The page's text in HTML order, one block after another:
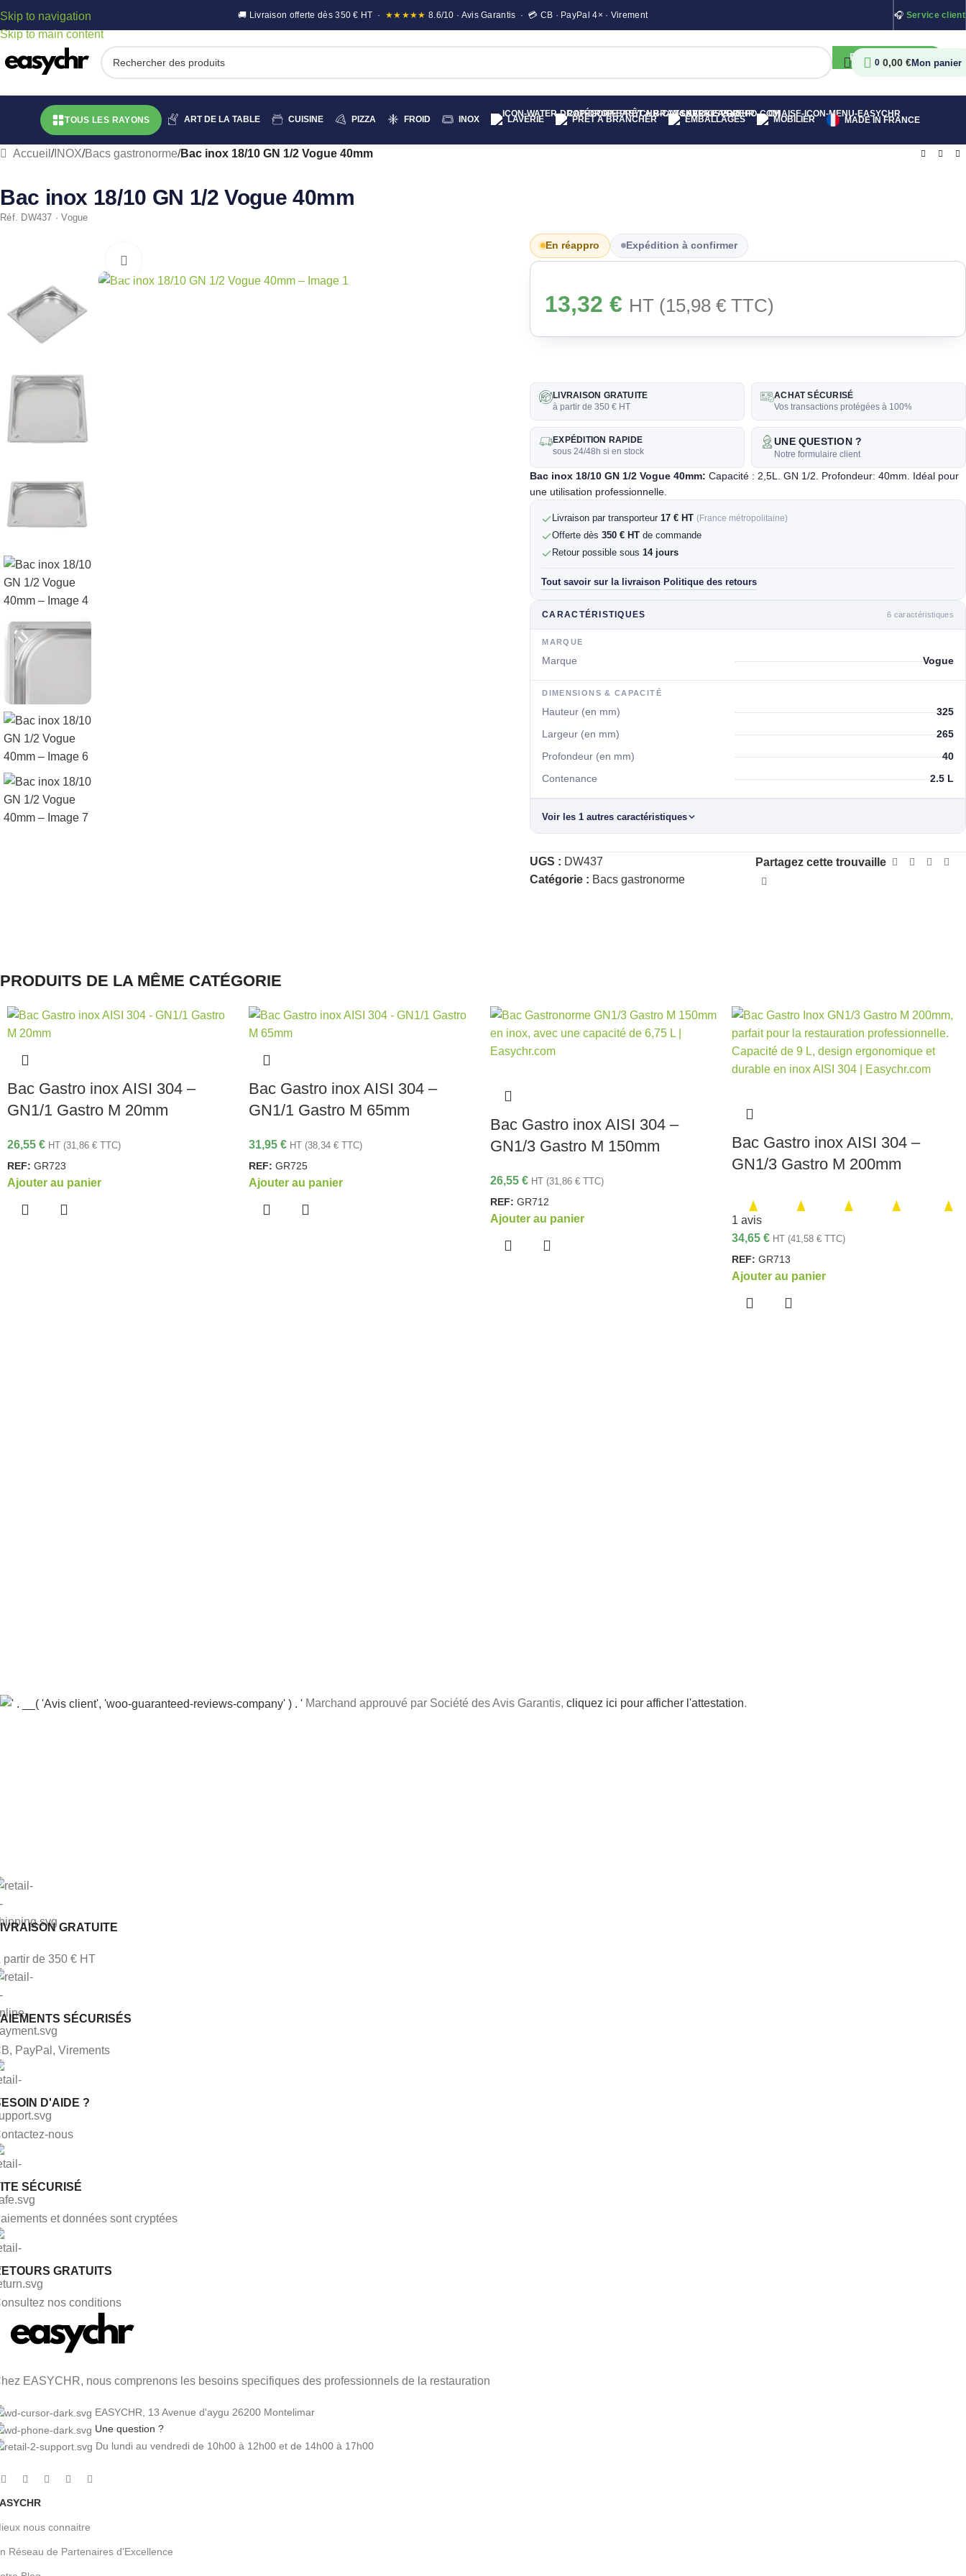
Skip to navigation
Skip to main content
🚚 Livraison offerte dès 350 € HT · ★★★★★ 8.6/10 · Avis Garantis · 💳 CB · PayPal 4× · Virement 🎧 Service client
RECHERCHER
0 0,00 €
TOUS LES RAYONS ART DE LA TABLE CUISINE PIZZA FROID INOX LAVERIE PRÊT A BRANCHER EMBALLAGES MOBILIER MADE IN FRANCE
Accueil /INOX/Bacs gastronorme/Bac inox 18/10 GN 1/2 Vogue 40mm
Bac inox 18/10 GN 1/2 Vogue 40mm
Réf. DW437 · Vogue
En réappro Expédition à confirmer
13,32€ HT (15,98€ TTC)
LIVRAISON GRATUITE
à partir de 350 € HT
ACHAT SÉCURISÉ
Vos transactions protégées à 100%
EXPÉDITION RAPIDE
sous 24/48h si en stock
UNE QUESTION ?
Notre formulaire client
Bac inox 18/10 GN 1/2 Vogue 40mm: Capacité : 2,5L. GN 1/2. Profondeur: 40mm. Idéal pour
une utilisation professionnelle.
Livraison par transporteur 17 € HT (France métropolitaine)
Offerte dès350 € HT de commande
Retour possible sous 14 jours
Tout savoir sur la livraison· Politique des retours
CARACTÉRISTIQUES 6 caractéristiques
MARQUE
Marque Vogue
DIMENSIONS & CAPACITÉ
Hauteur (en mm) 325
Largeur (en mm) 265
Profondeur (en mm) 40
Contenance 2.5 L
Voir les 1 autres caractéristiques
UGS : DW437
Catégorie : Bacs gastronorme
Partagez cette trouvaille
PRODUITS DE LA MÊME CATÉGORIE
Bac Gastro inox AISI 304 –
GN1/1 Gastro M 20mm
26,55 € HT (31,86 € TTC)
REF: GR723
Ajouter au panier
Bac Gastro inox AISI 304 –
GN1/1 Gastro M 65mm
31,95 € HT (38,34 € TTC)
REF: GR725
Ajouter au panier
Bac Gastro inox AISI 304 –
GN1/3 Gastro M 150mm
26,55 € HT (31,86 € TTC)
REF: GR712
Ajouter au panier
Bac Gastro inox AISI 304 –
GN1/3 Gastro M 200mm
1 avis
34,65 € HT (41,58 € TTC)
REF: GR713
Ajouter au panier
Marchand approuvé par Société des Avis Garantis, cliquez ici pour afficher l'attestation.
GRATUITE
partir de 350 € HT
SÉCURISÉS
PayPal, Virements
D'AIDE ?
nous
SÉCURISÉ
et données sont cryptées
GRATUITS
nos conditions
EASYCHR, nous comprenons les besoins specifiques des professionnels de la restauration
EASYCHR, 13 Avenue d'aygu 26200 Montelimar
Une question ?
Du lundi au vendredi de 10h00 à 12h00 et de 14h00 à 17h00
nous connaitre
Réseau de Partenaires d’Excellence